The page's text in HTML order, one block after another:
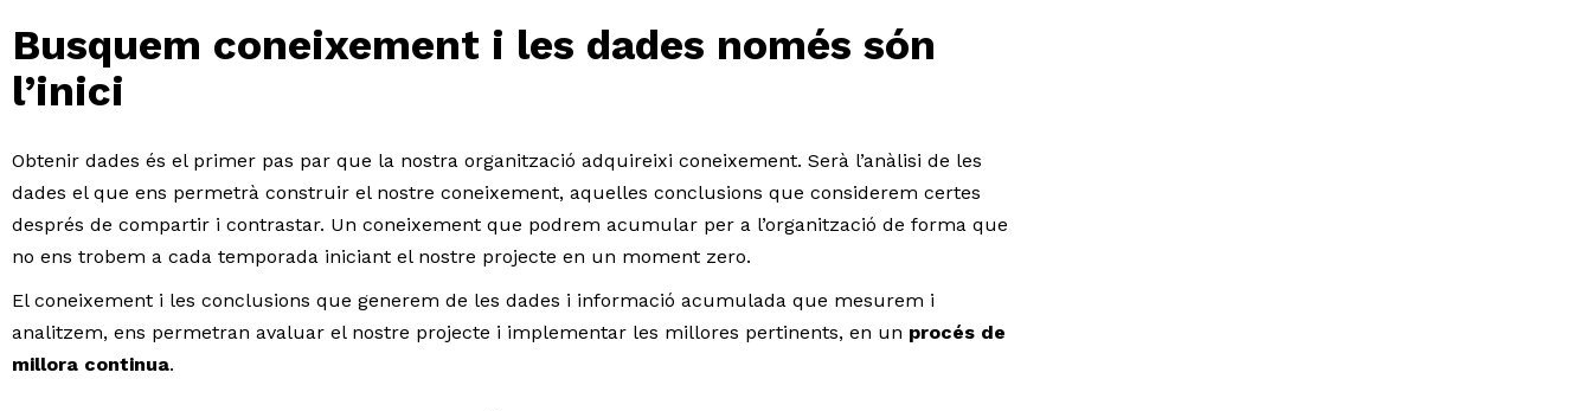
Busquem coneixement i les dades només són
l’inici
Obtenir dades és el primer pas par que la nostra organització adquireixi coneixement. Serà l’anàlisi de les
dades el que ens permetrà construir el nostre coneixement, aquelles conclusions que considerem certes
després de compartir i contrastar. Un coneixement que podrem acumular per a l’organització de forma que
no ens trobem a cada temporada iniciant el nostre projecte en un moment zero.
El coneixement i les conclusions que generem de les dades i informació acumulada que mesurem i
analitzem, ens permetran avaluar el nostre projecte i implementar les millores pertinents, en un procés de
millora continua.